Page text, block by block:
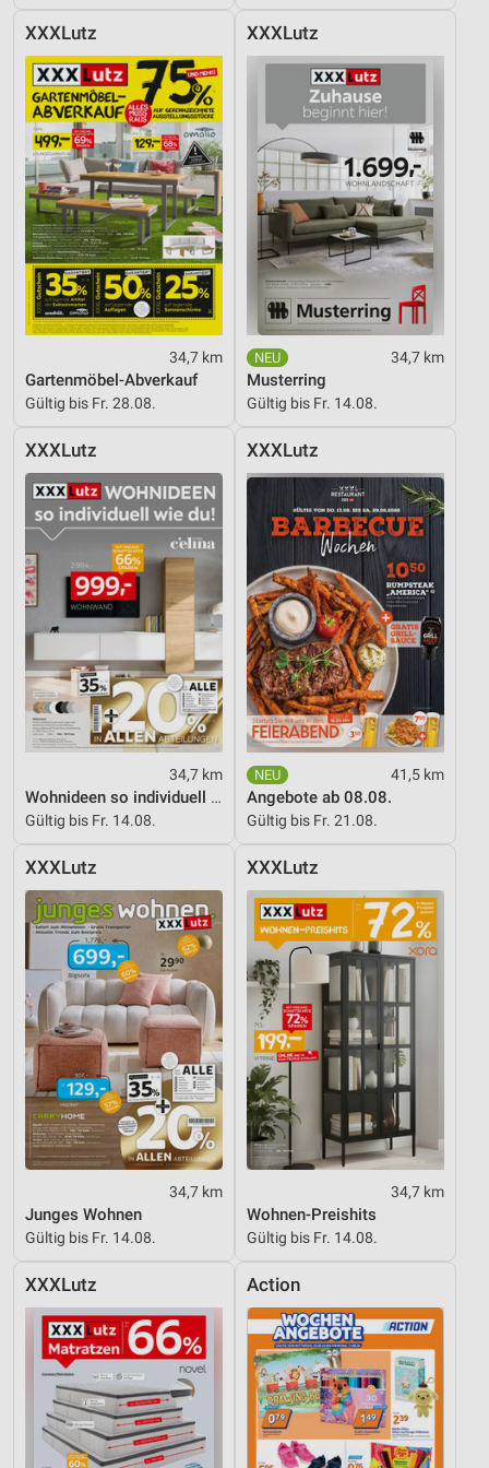
XXXLutz
34,7 km
Gartenmöbel-Abverkauf
Gültig bis Fr. 28.08.
XXXLutz
34,7 km
Musterring
Gültig bis Fr. 14.08.
XXXLutz
34,7 km
Wohnideen so individuell wie du!
Gültig bis Fr. 14.08.
XXXLutz
41,5 km
Angebote ab 08.08.
Gültig bis Fr. 21.08.
XXXLutz
34,7 km
Junges Wohnen
Gültig bis Fr. 14.08.
XXXLutz
34,7 km
Wohnen-Preishits
Gültig bis Fr. 14.08.
XXXLutz Action